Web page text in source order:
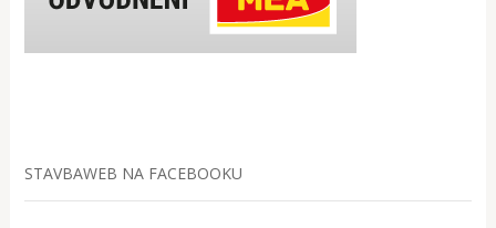
STAVBAWEB NA FACEBOOKU